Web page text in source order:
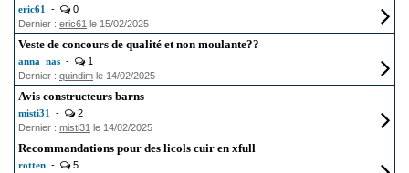
eric61 -
0
Dernier : eric61 le 15/02/2025
Veste de concours de qualité et non moulante??
anna_nas -
1
Dernier : quindim le 14/02/2025
Avis constructeurs barns
misti31 -
2
Dernier : misti31 le 14/02/2025
Recommandations pour des licols cuir en xfull
rotten -
5